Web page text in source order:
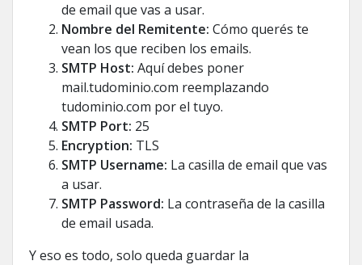
de email que vas a usar.
Nombre del Remitente: Cómo querés te
vean los que reciben los emails.
SMTP Host: Aquí debes poner
mail.tudominio.com reemplazando
tudominio.com por el tuyo.
SMTP Port: 25
Encryption: TLS
SMTP Username: La casilla de email que vas
a usar.
SMTP Password: La contraseña de la casilla
de email usada.
Y eso es todo, solo queda guardar la